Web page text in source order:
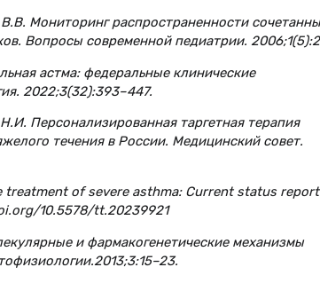
Мониторинг распространенности
Вопросы современной педиатрии.
астма: федеральные клинические
2022;3(32):393–447.
Персонализированная таргетная терапия
течения в России. Медицинский совет.
treatment of severe asthma: Current status report
10.5578/tt.20239921
и фармакогенетические механизмы